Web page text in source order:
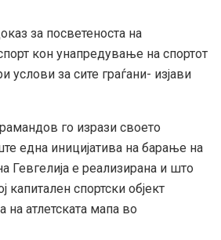
за посветеноста на
кон унапредување на спортот
услови за сите граѓани- изјави
го изрази своето
една иницијатива на барање на
Гевгелија е реализирана и што
капитален спортски објект
на атлетската мапа во